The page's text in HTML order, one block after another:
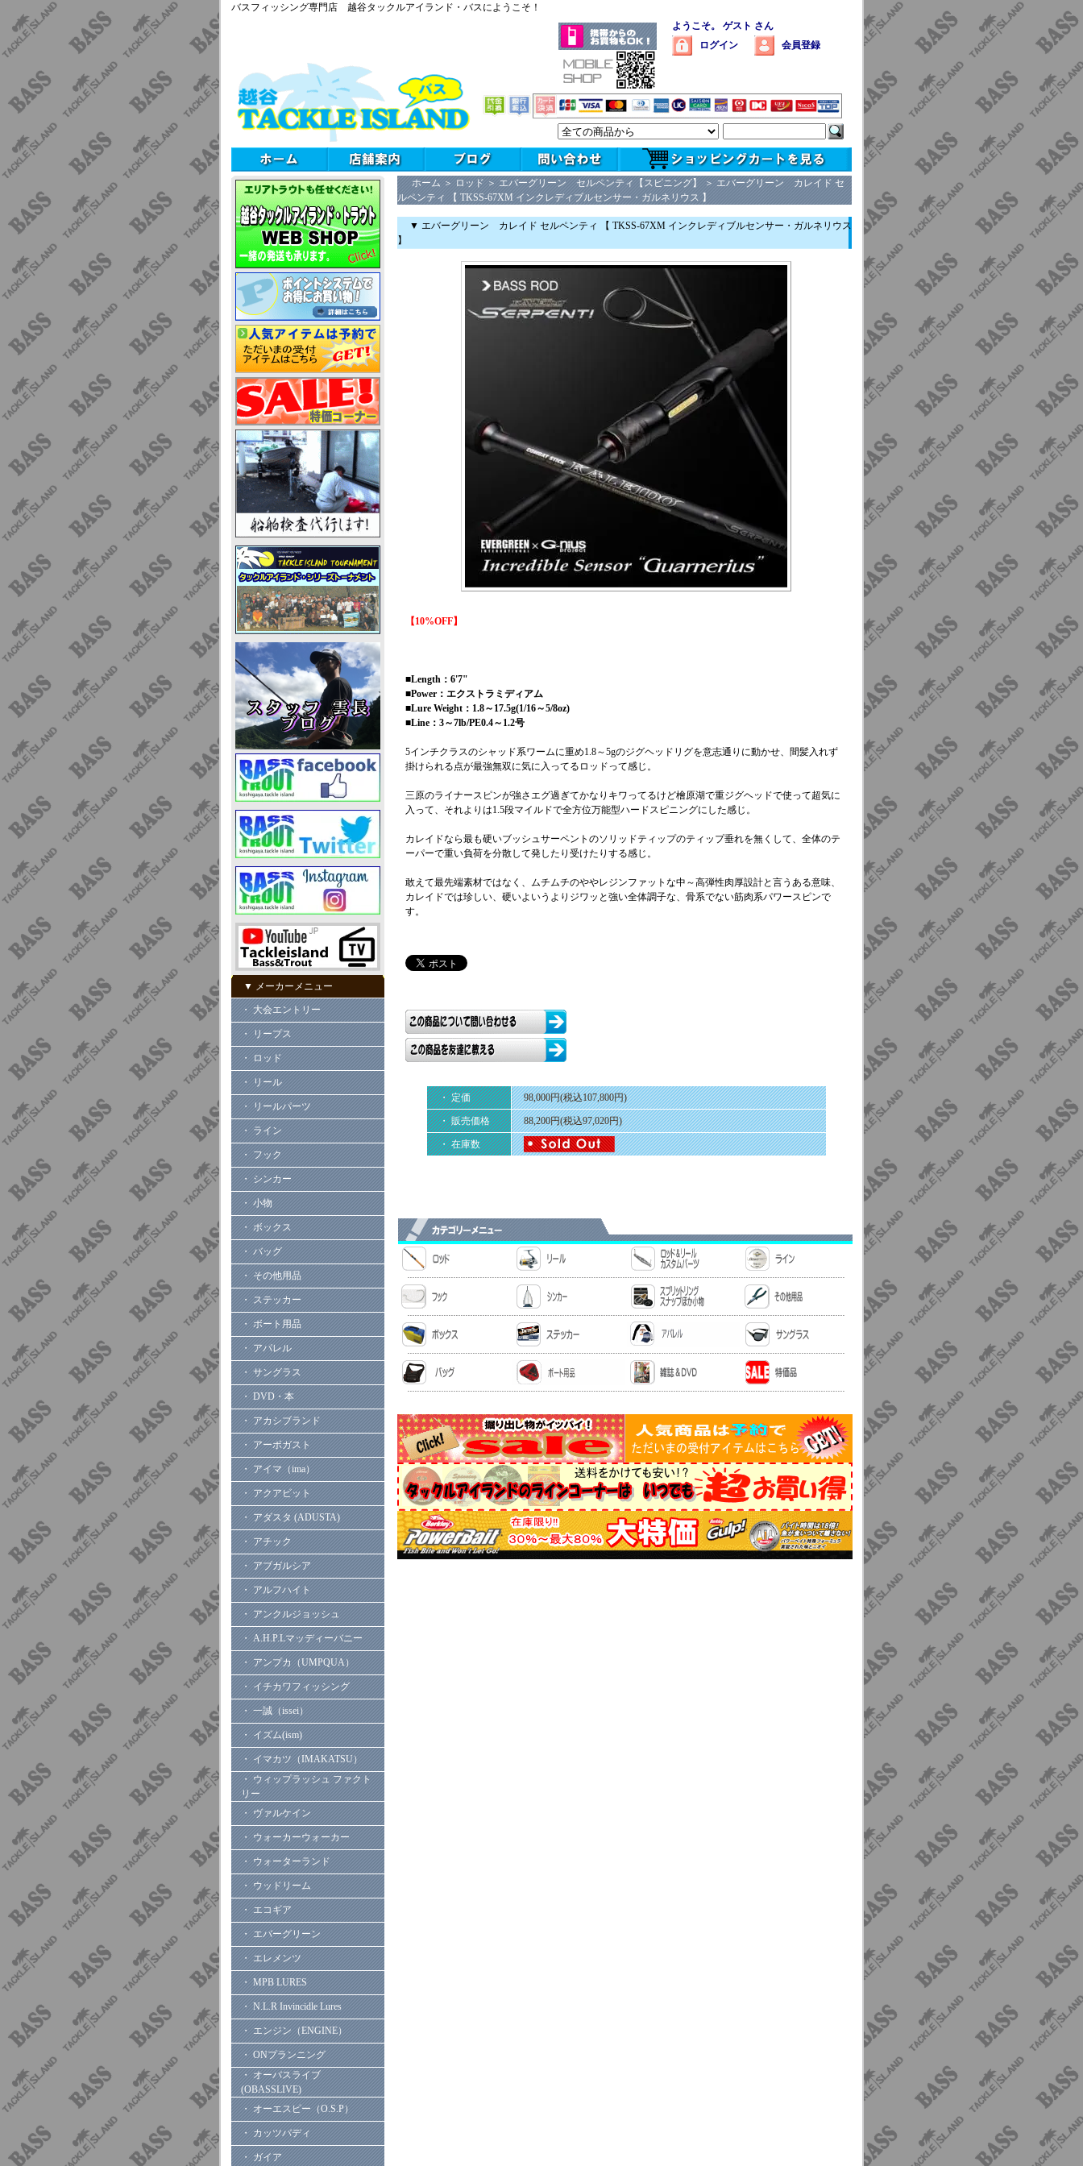
バスフィッシング専門店 越谷タックルアイランド・バスにようこそ！
ようこそ。 ゲスト さん
ログイン
会員登録
▼ メーカーメニュー
・ 大会エントリー
・ リープス
・ ロッド
・ リール
・ リールパーツ
・ ライン
・ フック
・ シンカー
・ 小物
・ ボックス
・ バッグ
・ その他用品
・ ステッカー
・ ボート用品
・ アパレル
・ サングラス
・ DVD・本
・ アカシブランド
・ アーボガスト
・ アイマ（ima）
・ アクアビット
・ アダスタ (ADUSTA)
・ アチック
・ アブガルシア
・ アルフハイト
・ アンクルジョッシュ
・ A.H.P.Lマッディーバニー
・ アンプカ（UMPQUA）
・ イチカワフィッシング
・ 一誠（issei）
・ イズム(ism)
・ イマカツ（IMAKATSU）
・ ウィップラッシュ ファクト
リー
・ ヴァルケイン
・ ウォーカーウォーカー
・ ウォーターランド
・ ウッドリーム
・ エコギア
・ エバーグリーン
・ エレメンツ
・ MPB LURES
・ N.L.R Invincidle Lures
・ エンジン（ENGINE）
・ ONプランニング
・ オーバスライブ
(OBASSLIVE)
・ オーエスピー（O.S.P）
・ カッツバディ
・ ガイア
ホーム ＞ ロッド ＞ エバーグリーン セルペンティ【スピニング】 ＞ エバーグリーン カレイド セ
ルペンティ 【 TKSS-67XM インクレディブルセンサー・ガルネリウス 】
▼ エバーグリーン カレイド セルペンティ 【 TKSS-67XM インクレディブルセンサー・ガルネリウス
】
【10%OFF】
■Length：6'7"
■Power：エクストラミディアム
■Lure Weight：1.8～17.5g(1/16～5/8oz)
■Line：3～7lb/PE0.4～1.2号
5インチクラスのシャッド系ワームに重め1.8～5gのジグヘッドリグを意志通りに動かせ、間髪入れず
掛けられる点が最強無双に気に入ってるロッドって感じ。
三原のライナースピンが強さエグ過ぎてかなりキワってるけど檜原湖で重ジグヘッドで使って超気に
入って、それよりは1.5段マイルドで全方位万能型ハードスピニングにした感じ。
カレイドなら最も硬いブッシュサーペントのソリッドティップのティップ垂れを無くして、全体のテ
ーパーで重い負荷を分散して発したり受けたりする感じ。
敢えて最先端素材ではなく、ムチムチのややレジンファットな中～高弾性肉厚設計と言うある意味、
カレイドでは珍しい、硬いよいうよりジワッと強い全体調子な、骨系でない筋肉系パワースピンで
す。
・ 定価 98,000円(税込107,800円)
・ 販売価格 88,200円(税込97,020円)
・ 在庫数